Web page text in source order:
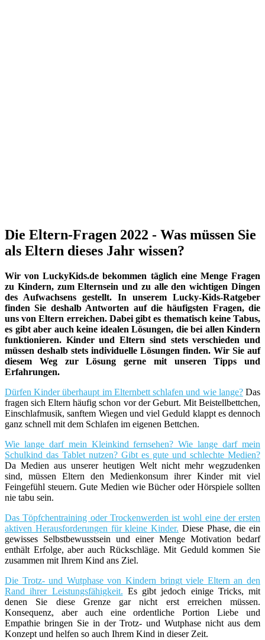
Die Eltern-Fragen 2022 - Was müssen Sie
als Eltern dieses Jahr wissen?
Wir von LuckyKids.de bekommen täglich eine Menge Fragen
zu Kindern, zum Elternsein und zu alle den wichtigen Dingen
des Aufwachsens gestellt. In unserem Lucky-Kids-Ratgeber
finden Sie deshalb Antworten auf die häufigsten Fragen, die
uns von Eltern erreichen. Dabei gibt es thematisch keine Tabus,
es gibt aber auch keine idealen Lösungen, die bei allen Kindern
funktionieren. Kinder und Eltern sind stets verschieden und
müssen deshalb stets individuelle Lösungen finden. Wir Sie auf
diesem Weg zur Lösung gerne mit unseren Tipps und
Erfahrungen.
Dürfen Kinder überhaupt im Elternbett schlafen und wie lange?Das
fragen sich Eltern häufig schon vor der Geburt. Mit Beistellbettchen,
Einschlafmusik, sanftem Wiegen und viel Geduld klappt es dennoch
ganz schnell mit dem Schlafen im eigenen Bettchen.
Wie lange darf mein Kleinkind fernsehen? Wie lange darf mein
Schulkind das Tablet nutzen? Gibt es gute und schlechte Medien?
Da Medien aus unserer heutigen Welt nicht mehr wegzudenken
sind, müssen Eltern den Medienkonsum ihrer Kinder mit viel
Feingefühl steuern. Gute Medien wie Bücher oder Hörspiele sollten
nie tabu sein.
Das Töpfchentraining oder Trockenwerden ist wohl eine der ersten
aktiven Herausforderungen für kleine Kinder. Diese Phase, die ein
gewisses Selbstbewusstsein und einer Menge Motivation bedarf
enthält Erfolge, aber auch Rückschläge. Mit Geduld kommen Sie
zusammen mit Ihrem Kind ans Ziel.
Die Trotz- und Wutphase von Kindern bringt viele Eltern an den
Rand ihrer Leistungsfähigkeit. Es gibt jedoch einige Tricks, mit
denen Sie diese Grenze gar nicht erst erreichen müssen.
Konsequenz, aber auch eine ordentliche Portion Liebe und
Empathie bringen Sie in der Trotz- und Wutphase nicht aus dem
Konzept und helfen so auch Ihrem Kind in dieser Zeit.